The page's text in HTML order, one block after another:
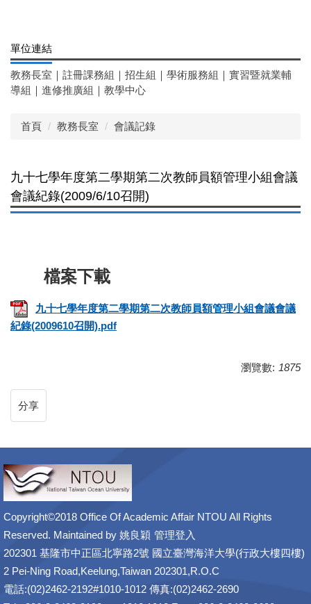
單位連結
教務長室 ｜ 註冊課務組 ｜ 招生組 ｜ 學術服務組 ｜ 實習暨就業輔
導組 ｜ 進修推廣組 ｜ 教學中心
首頁 教務長室 會議記錄
九十七學年度第二學期第二次教師員額管理小組會議
會議紀錄(2009/6/10召開)
九十七學年度第二學期第二次教師員額管理小組會議會議
紀錄(2009610召開).pdf
瀏覽數: 1875
分享
Copyright©2018 Office Of Academic Affair NTOU All Rights
Reserved. Maintained by 姚良穎 管理登入
202301 基隆市中正區北寧路2號 國立臺灣海洋大學(行政大樓四樓)
2 Pei-Ning Road,Keelung,Taiwan 202301,R.O.C
電話:(02)2462-2192#1010-1012 傳真:(02)2462-2690